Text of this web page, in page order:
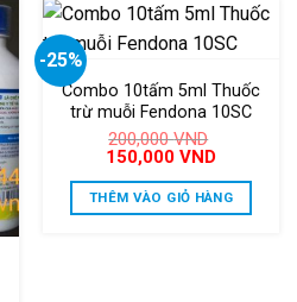
-25%
Combo 10tấm 5ml Thuốc
trừ muỗi Fendona 10SC
200,000VND
Giá
là:
200,000 VND.
150,000 VNDGiá
tại
là:
150,000
THÊM VÀO GIỎ HÀNG